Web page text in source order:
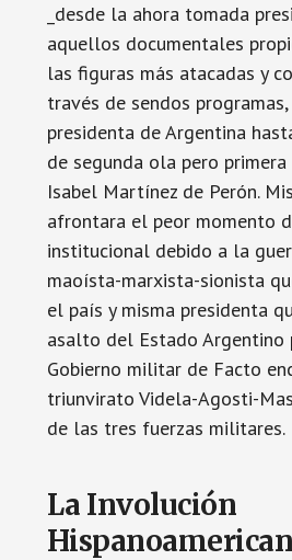
_desde la ahora tomada
aquellos documentales
las figuras más atacadas y
través de sendos
presidenta de Argentina
de segunda ola pero
Isabel Martínez de Perón.
afrontara el peor momento
institucional debido a la
maoísta-marxista-sionista
el país y misma presidenta
asalto del Estado
Gobierno militar de Facto
triunvirato Videla-Agosti-
de las tres fuerzas militares.
La Involución